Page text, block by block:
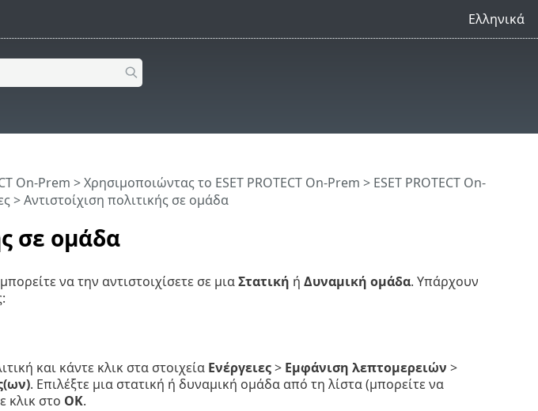
Ελληνικά
σε ομάδα
On-Prem >Χρησιμοποιώντας το ESET PROTECT On-Prem > ESET PROTECT On-
> Αντιστοίχιση πολιτικής σε ομάδα
να την αντιστοιχίσετε σε μιαΣτατική ή Δυναμική ομάδα. Υπάρχουν
και κάντε κλικ στα στοιχεία Ενέργειες> Εμφάνιση λεπτομερειών >
. Επιλέξτε μια στατική ή δυναμική ομάδα από τη λίστα (μπορείτε να
κλικ στο OK.